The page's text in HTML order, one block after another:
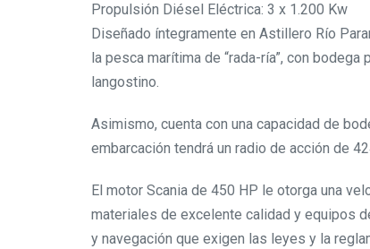
Propulsión Diésel Eléctrica: 3 x 1.200 Kw
Diseñado íntegramente en Astillero Río
la pesca marítima de “rada-ría”, con
langostino.
Asimismo, cuenta con una capacidad de
embarcación tendrá un radio de acción de
El motor Scania de 450 HP le otorga una
materiales de excelente calidad y equipos
y navegación que exigen las leyes y la